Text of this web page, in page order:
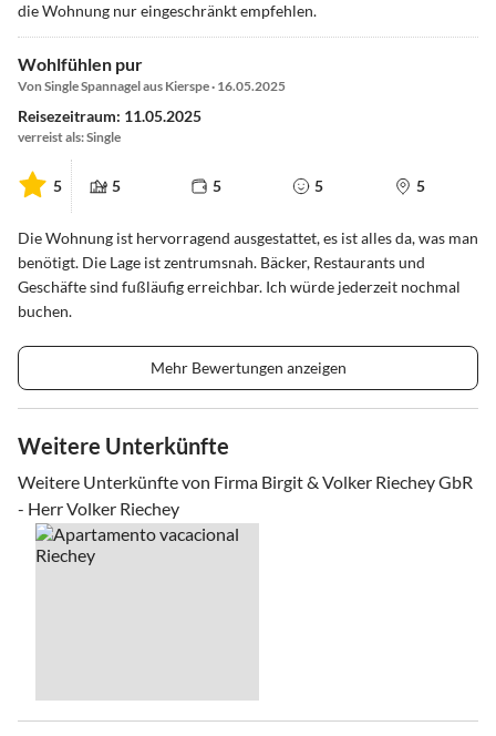
die Wohnung nur eingeschränkt empfehlen.
Wohlfühlen pur
Von Single Spannagel aus Kierspe · 16.05.2025
Reisezeitraum: 11.05.2025
verreist als: Single
5 5 5 5 5
Die Wohnung ist hervorragend ausgestattet, es ist alles da, was man
benötigt. Die Lage ist zentrumsnah. Bäcker, Restaurants und
Geschäfte sind fußläufig erreichbar. Ich würde jederzeit nochmal
buchen.
Mehr Bewertungen anzeigen
Weitere Unterkünfte
Weitere Unterkünfte von Firma Birgit & Volker Riechey GbR
- Herr Volker Riechey